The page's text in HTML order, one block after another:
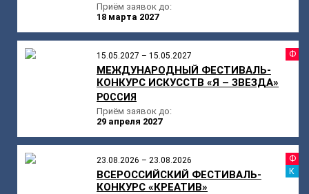
Приём заявок до:
18 марта 2027
15.05.2027 – 15.05.2027
МЕЖДУНАРОДНЫЙ ФЕСТИВАЛЬ-
КОНКУРС ИСКУССТВ «Я – ЗВЕЗДА»
РОССИЯ
Приём заявок до:
29 апреля 2027
23.08.2026 – 23.08.2026
ВСЕРОССИЙСКИЙ ФЕСТИВАЛЬ-
КОНКУРС «КРЕАТИВ»